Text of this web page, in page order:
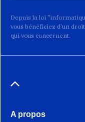
Depuis la loi
vous bénéficiez d’un
qui vous concernent.
A propos